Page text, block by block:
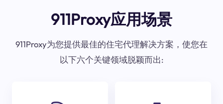
911Proxy应用场景
911Proxy为您提供最佳的住宅代理解决方案，使您在
以下六个关键领域脱颖而出: